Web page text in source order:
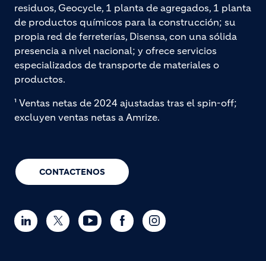
CONTACTENOS
residuos, Geocycle, 1 planta de agregados, 1 planta
de productos químicos para la construcción; su
propia red de ferreterías, Disensa, con una sólida
presencia a nivel nacional; y ofrece servicios
especializados de transporte de materiales o
productos.
¹ Ventas netas de 2024 ajustadas tras el spin-off;
excluyen ventas netas a Amrize.